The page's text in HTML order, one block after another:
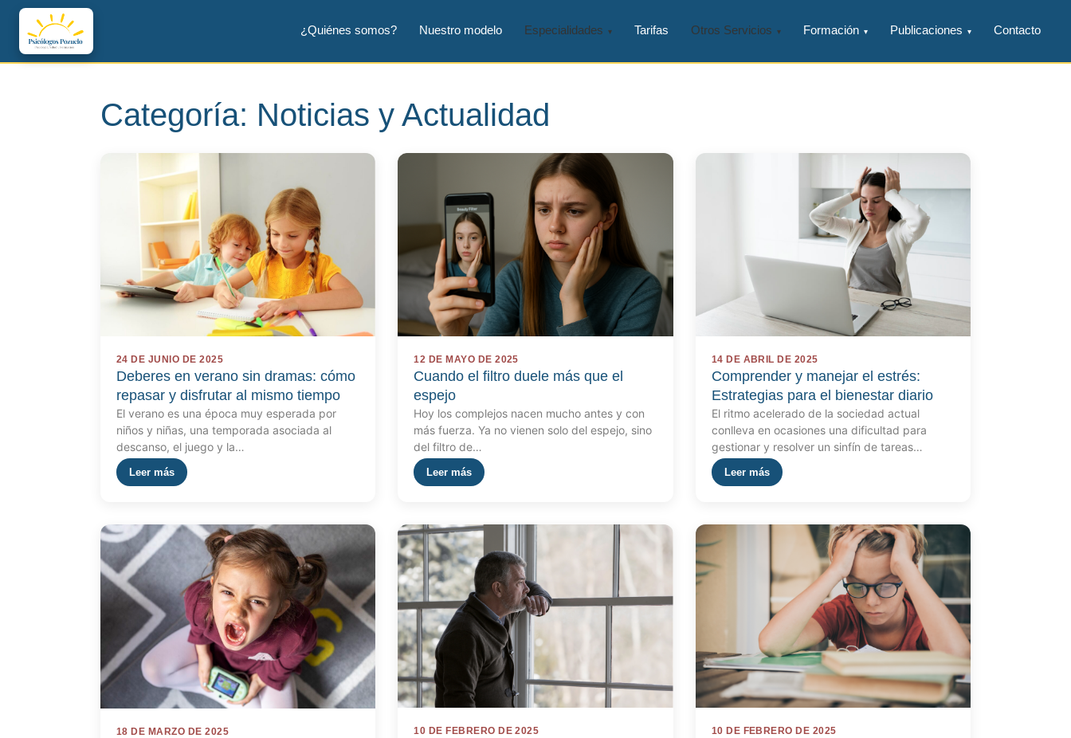
¿Quiénes somos? Nuestro modelo Especialidades Tarifas Otros Servicios Formación Publicaciones Contacto
Categoría: Noticias y Actualidad
24 DE JUNIO DE 2025
Deberes en verano sin dramas: cómo
repasar y disfrutar al mismo tiempo
El verano es una época muy esperada por
niños y niñas, una temporada asociada al
descanso, el juego y la…
Leer más
12 DE MAYO DE 2025
Cuando el filtro duele más que el
espejo
Hoy los complejos nacen mucho antes y con
más fuerza. Ya no vienen solo del espejo, sino
del filtro de…
Leer más
14 DE ABRIL DE 2025
Comprender y manejar el estrés:
Estrategias para el bienestar diario
El ritmo acelerado de la sociedad actual
conlleva en ocasiones una dificultad para
gestionar y resolver un sinfín de tareas…
Leer más
18 DE MARZO DE 2025 10 DE FEBRERO DE 2025 10 DE FEBRERO DE 2025